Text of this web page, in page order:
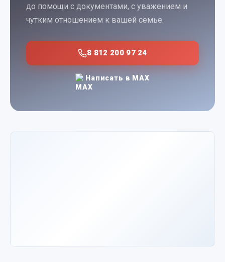
до помощи с документами, с уважением и
чутким отношением к вашей семье.
8 812 200 97 24
Написать в MAX